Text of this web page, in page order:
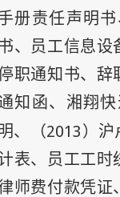
册责任声明
、员工信息设
职通知书、辞
知函、湘翔
、（2013 ）沪
表、员工工时
师费付款凭证